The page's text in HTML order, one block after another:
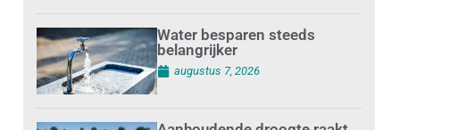
Water besparen steeds
belangrijker
augustus 7, 2026